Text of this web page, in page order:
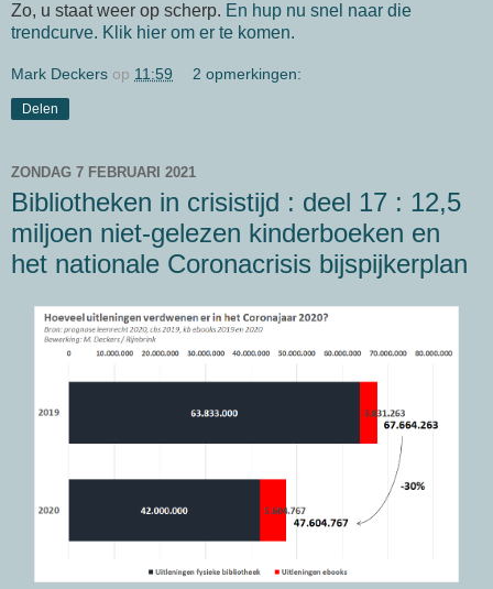
Zo, u staat weer op scherp. En hup nu snel naar die
trendcurve. Klik hier om er te komen.
Mark Deckers op 11:59 2 opmerkingen:
Delen
ZONDAG 7 FEBRUARI 2021
Bibliotheken in crisistijd : deel 17 : 12,5
miljoen niet-gelezen kinderboeken en
het nationale Coronacrisis bijspijkerplan